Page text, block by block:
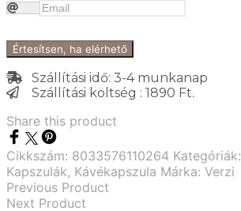
Értesítsen, ha elérhető
Szállítási idő: 3-4 munkanap
Szállítási költség : 1890 Ft.
Share this product
Cikkszám: 8033576110264 Kategóriák:
Kapszulák, Kávékapszula Márka: Verzi
Previous Product
Next Product